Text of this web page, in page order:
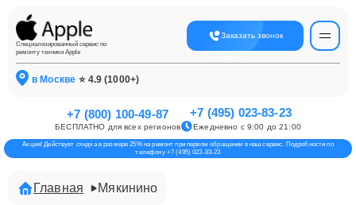
Специализированный сервис по
ремонту техники Apple
Заказать звонок
в Москве ⭐ 4.9 (1000+)
+7 (800) 100-49-87
БЕСПЛАТНО для всех регионов
+7 (495) 023-83-23
Ежедневно с 9:00 до 21:00
Акция! Действует скидка в размере 25% на ремонт при первом обращении в наш сервис. Подробности по
телефону +7 (495) 023-83-23
Главная Мякинино